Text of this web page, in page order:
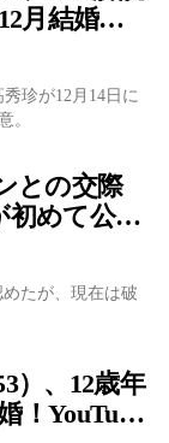
月結婚！2
珍が12月14日に
。
との交際
めて公式
警鐘
たが、現在は破
）、12歳年
！YouTube